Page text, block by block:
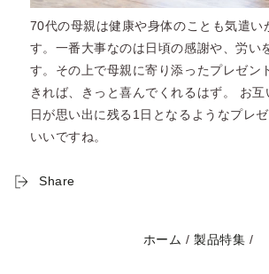
70代の母親は健康や身体のことも気遣い
す。一番大事なのは日頃の感謝や、労い
す。その上で母親に寄り添ったプレゼン
きれば、きっと喜んでくれるはず。 お
日が思い出に残る1日となるようなプレ
いいですね。
Share
ホーム / 製品特集 /